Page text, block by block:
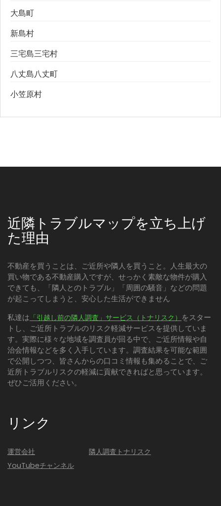
大島町
新島村
三宅島三宅村
八丈島八丈町
小笠原村
近隣トラブルマップを立ち上げ
た理由
不動産を買うことは、ご近所や隣人を買うこと。人生最大の
買い物である不動産購入ですが、せっかく素敵な物件が購入
できても、「隣人とのトラブル」「周囲の騒音」などの問題
が起こってしまうと、安心した生活ができません
私達は 「引越し前の隣人調査」サービス（トナリスク） をスター
トし、ご近所トラブルのリスク軽減サービスを提供していま
す。実際に様々な地域を調査員が回る中で、ご近所情報や自
治会情報などを多く入手しています。調査結果を可能な範囲
で公開しつつ、皆さんからの口コミ情報も集めることで、ご
近所トラブルリスクの軽減に貢献できればと思っています。
ぜひご活用ください。
リンク
運営会社
YouTubeチャンネル
隣人調査トナリスク